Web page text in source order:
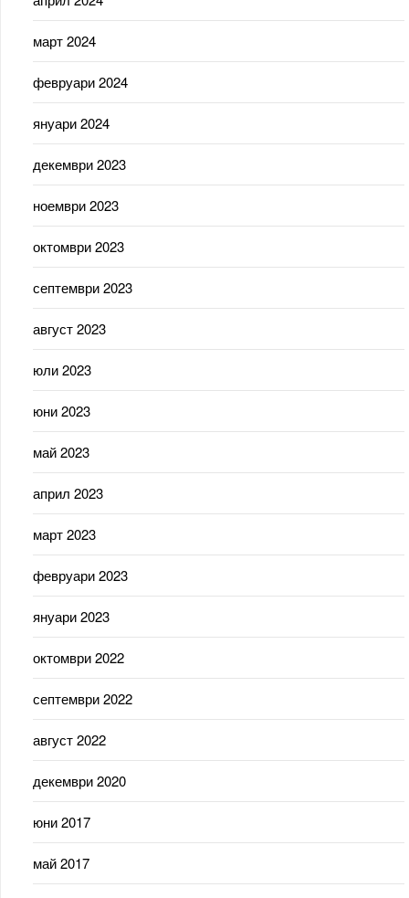
март 2024
февруари 2024
януари 2024
декември 2023
ноември 2023
октомври 2023
септември 2023
август 2023
юли 2023
юни 2023
май 2023
април 2023
март 2023
февруари 2023
януари 2023
октомври 2022
септември 2022
август 2022
декември 2020
юни 2017
май 2017